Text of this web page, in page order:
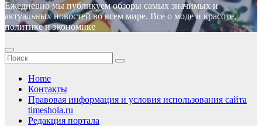
Ежедневно мы публикуем обзоры самых значимых и
актуальных новостей во всем мире. Все о моде и красоте,
политике и экономике
Home
Контакты
Правовая информация и условия использования сайта
timeshola.ru
Редакция портала